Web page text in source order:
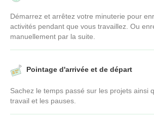
Démarrez et arrêtez votre minuterie pour
activités pendant que vous travaillez. Ou
manuellement par la suite.
Pointage d'arrivée et de départ
Sachez le temps passé sur les projets ainsi
travail et les pauses.